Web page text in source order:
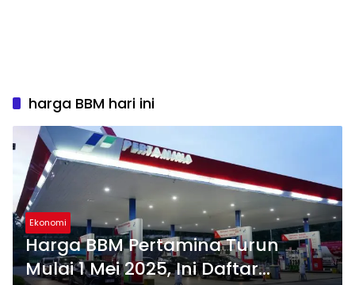
harga BBM hari ini
Ekonomi
Harga BBM Pertamina Turun
Mulai 1 Mei 2025, Ini Daftar